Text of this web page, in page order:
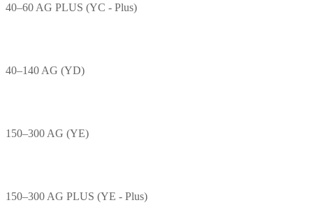
40–60 AG PLUS (YC - Plus)
40–140 AG (YD)
150–300 AG (YE)
150–300 AG PLUS (YE - Plus)